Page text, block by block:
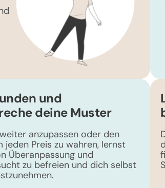
und
deine Muster
anzupassen oder den
jeden Preis zu wahren, lernst
Überanpassung und
zu befreien und dich selbst